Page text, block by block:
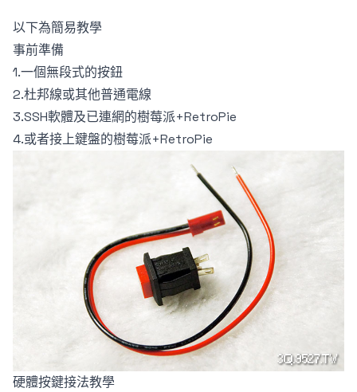
以下為簡易教學
事前準備
1.一個無段式的按鈕
2.杜邦線或其他普通電線
3.SSH軟體及已連網的樹莓派+RetroPie
4.或者接上鍵盤的樹莓派+RetroPie
硬體按鍵接法教學